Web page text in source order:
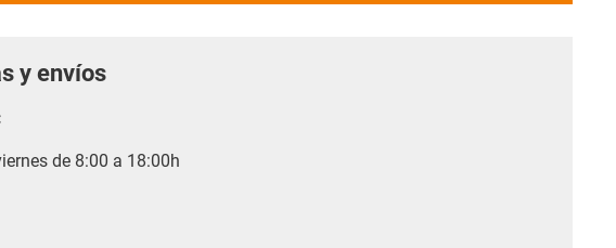
y envíos
de 8:00 a 18:00h